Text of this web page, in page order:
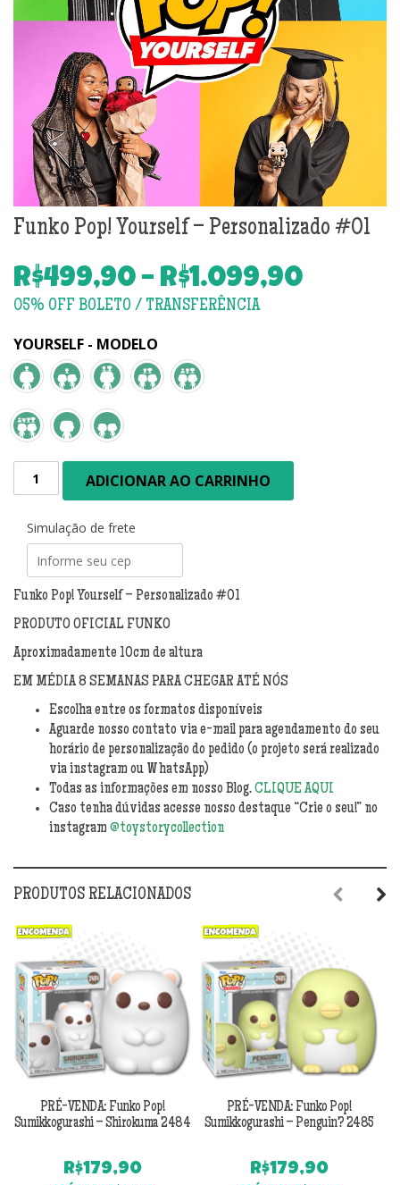
Funko Pop! Yourself – Personalizado #01
R$499,90 – R$1.099,90Faixa
YOURSELF - MODELO
Funko
Pop!
Personalizado
#01
quantidade
ADICIONAR AO CARRINHO
Simulação de frete
Funko Pop! Yourself – Personalizado #01
PRODUTO OFICIAL FUNKO
Aproximadamente 10cm de altura
EM MÉDIA 8 SEMANAS PARA CHEGAR ATÉ NÓS
Escolha entre os formatos disponíveis
Aguarde nosso contato via e-mail para agendamento do seu
horário de personalização do pedido (o projeto será realizado
via instagram ou WhatsApp)
Todas as informações em nosso Blog.CLIQUE AQUI
Caso tenha dúvidas acesse nosso destaque “Crie o seu!” no
instagram @toystorycollection
PRODUTOS RELACIONADOS
PRÉ-VENDA: Funko Pop!
Sumikkogurashi – Shirokuma 2484
R$179,90
PRÉ-VENDA: Funko Pop!
Sumikkogurashi – Penguin? 2485
R$179,90